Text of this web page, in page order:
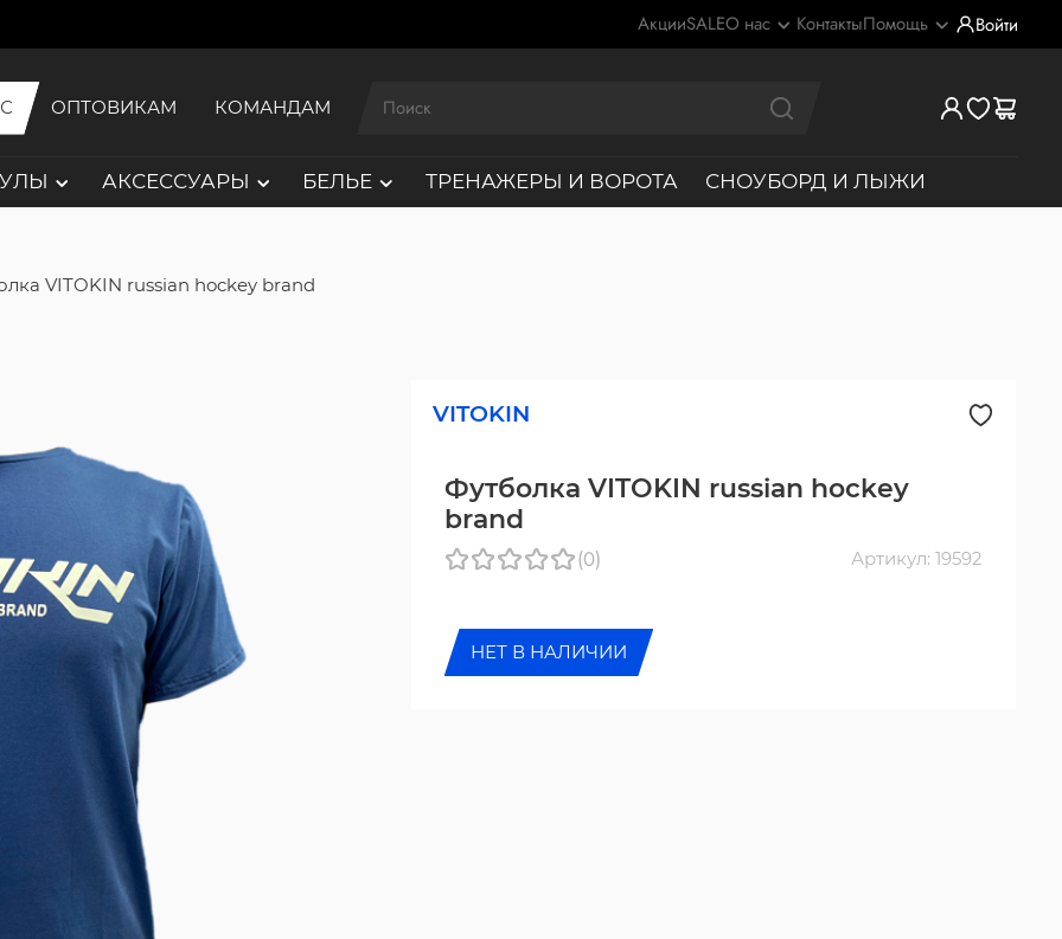
АкцииSALEО нас КонтактыПомощь Войти
ОПТОВИКАМ КОМАНДАМ
АКСЕССУАРЫ БЕЛЬЕ ТРЕНАЖЕРЫ И ВОРОТА СНОУБОРД И ЛЫЖИ
VITOKIN russian hockey brand
VITOKIN
Футболка VITOKIN russian hockey
brand
(0) Артикул: 19592
НЕТ В НАЛИЧИИ